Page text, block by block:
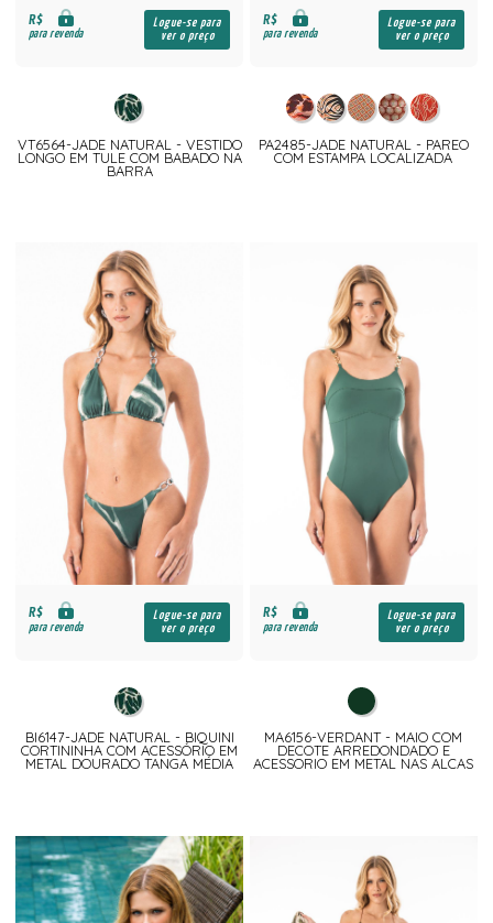
R$
para revenda
Logue-se para
ver o preço
VT6564-JADE NATURAL - VESTIDO
LONGO EM TULE COM BABADO NA
BARRA
R$
para revenda
Logue-se para
ver o preço
PA2485-JADE NATURAL - PAREO
COM ESTAMPA LOCALIZADA
R$
para revenda
Logue-se para
ver o preço
BI6147-JADE NATURAL - BIQUINI
CORTININHA COM ACESSÓRIO EM
METAL DOURADO TANGA MÉDIA
R$
para revenda
Logue-se para
ver o preço
MA6156-VERDANT - MAIO COM
DECOTE ARREDONDADO E
ACESSORIO EM METAL NAS ALCAS